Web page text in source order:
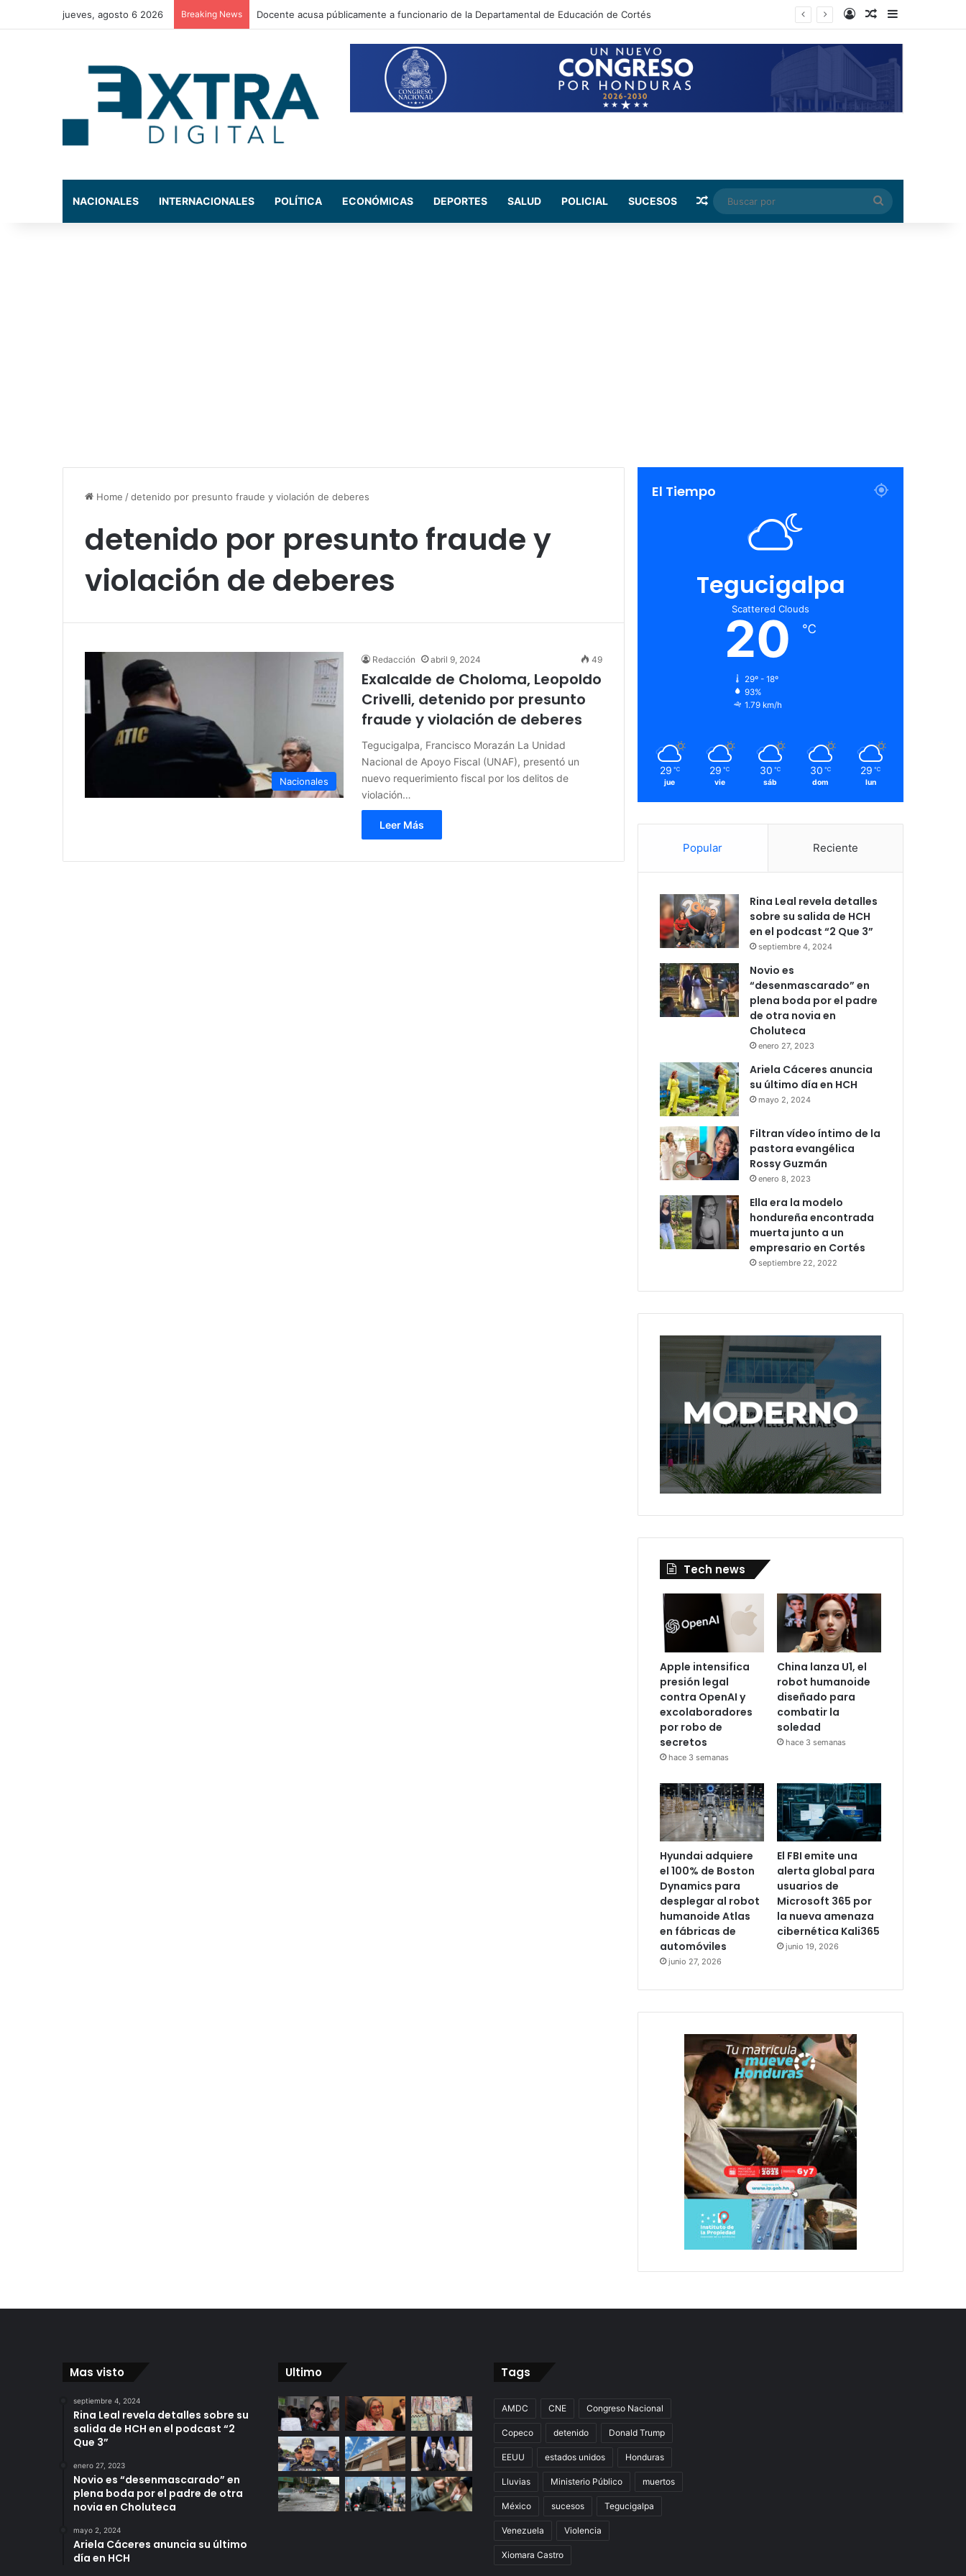
jueves, agosto 6 2026 Breaking News La exdiputada Maribel Espinoza arremete contra el expresidente Juan Orlando Hernández Log InRandom Article
NACIONALES INTERNACIONALES POLÍTICA ECONÓMICAS DEPORTES SALUD POLICIAL SUCESOS Random Article
Buscar
por
Home /detenido por presunto fraude y violación de deberes
detenido por presunto fraude y
violación de deberes
Nacionales
Redacción abril 9, 2024 49
Exalcalde de Choloma, Leopoldo
Crivelli, detenido por presunto
fraude y violación de deberes
Tegucigalpa, Francisco Morazán La Unidad
Nacional de Apoyo Fiscal (UNAF), presentó un
nuevo requerimiento fiscal por los delitos de
violación…
Leer Más
El Tiempo
Tegucigalpa
Scattered Clouds
20 ℃
29º - 18º
93%
1.79 km/h
29 ℃
jue
29 ℃
vie
30 ℃
sáb
30 ℃
dom
29 ℃
lun
Popular Reciente
Rina Leal revela detalles
sobre su salida de HCH
en el podcast “2 Que 3”
septiembre 4, 2024
Novio es
“desenmascarado” en
plena boda por el padre
de otra novia en
Choluteca
enero 27, 2023
Ariela Cáceres anuncia
su último día en HCH
mayo 2, 2024
Filtran vídeo íntimo de la
pastora evangélica
Rossy Guzmán
enero 8, 2023
Ella era la modelo
hondureña encontrada
muerta junto a un
empresario en Cortés
septiembre 22, 2022
Tech news
Apple intensifica
presión legal
contra OpenAI y
excolaboradores
por robo de
secretos
hace 3 semanas
China lanza U1, el
robot humanoide
diseñado para
combatir la
soledad
hace 3 semanas
Hyundai adquiere
el 100% de Boston
Dynamics para
desplegar al robot
humanoide Atlas
en fábricas de
automóviles
junio 27, 2026
El FBI emite una
alerta global para
usuarios de
Microsoft 365 por
la nueva amenaza
cibernética Kali365
junio 19, 2026
Mas visto
septiembre 4, 2024
Rina Leal revela detalles sobre su
salida de HCH en el podcast “2
Que 3”
enero 27, 2023
Novio es “desenmascarado” en
plena boda por el padre de otra
novia en Choluteca
mayo 2, 2024
Ariela Cáceres anuncia su último
día en HCH
Ultimo Tags
AMDC CNE Congreso Nacional
Copeco detenido Donald Trump
EEUU estados unidos Honduras
Lluvias Ministerio Público muertos
México sucesos Tegucigalpa
Venezuela Violencia
Xiomara Castro